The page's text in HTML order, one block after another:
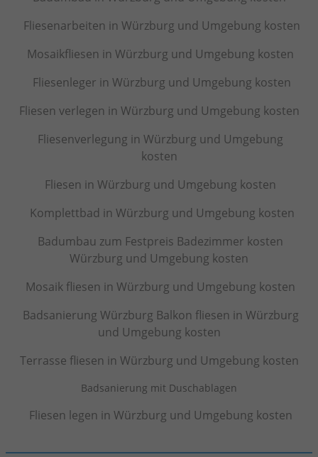
Fliesenarbeiten in Würzburg und Umgebung kosten
Mosaikfliesen in Würzburg und Umgebung kosten
Fliesenleger in Würzburg und Umgebung kosten
Fliesen verlegen in Würzburg und Umgebung kosten
Fliesenverlegung in Würzburg und Umgebung
kosten
Fliesen in Würzburg und Umgebung kosten
Komplettbad in Würzburg und Umgebung kosten
Badumbau zum Festpreis Badezimmer kosten
Würzburg und Umgebung kosten
Mosaik fliesen in Würzburg und Umgebung kosten
Badsanierung Würzburg Balkon fliesen in Würzburg
und Umgebung kosten
Terrasse fliesen in Würzburg und Umgebung kosten
Badsanierung mit Duschablagen
Fliesen legen in Würzburg und Umgebung kosten